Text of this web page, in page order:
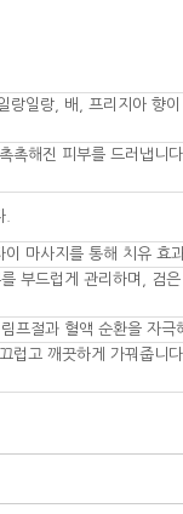
일랑, 배, 프리지아 향
촉해진 피부를 드러냅니
마사지를 통해 치유 효
부드럽게 관리하며, 검
절과 혈액 순환을 자극
고 깨끗하게 가꿔줍니